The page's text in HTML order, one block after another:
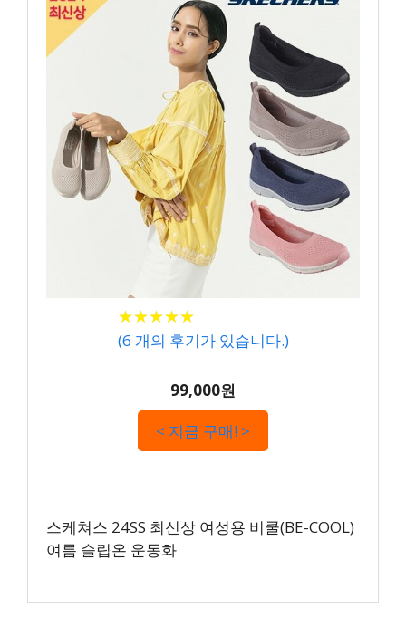
★★★★★
★★★★★
(6 개의 후기가 있습니다.)
99,000원
< 지금 구매! >
스케쳐스 24SS 최신상 여성용 비쿨(BE-COOL)
여름 슬립온 운동화